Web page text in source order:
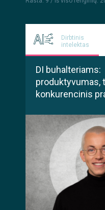
Dirbtinis
intelektas
DI buhalteriams:
produktyvumas,
konkurencinis